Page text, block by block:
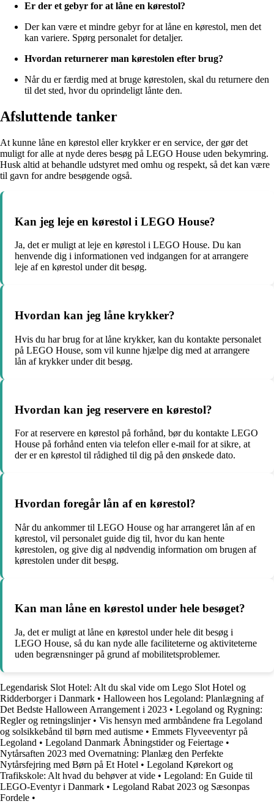
Er der et gebyr for at låne en kørestol?
Der kan være et mindre gebyr for at låne en kørestol, men det
kan variere. Spørg personalet for detaljer.
Hvordan returnerer man kørestolen efter brug?
Når du er færdig med at bruge kørestolen, skal du returnere den
til det sted, hvor du oprindeligt lånte den.
Afsluttende tanker
At kunne låne en kørestol eller krykker er en service, der gør det
muligt for alle at nyde deres besøg på LEGO House uden bekymring.
Husk altid at behandle udstyret med omhu og respekt, så det kan være
til gavn for andre besøgende også.
Kan jeg leje en kørestol i LEGO House?
Ja, det er muligt at leje en kørestol i LEGO House. Du kan
henvende dig i informationen ved indgangen for at arrangere
leje af en kørestol under dit besøg.
Hvordan kan jeg låne krykker?
Hvis du har brug for at låne krykker, kan du kontakte personalet
på LEGO House, som vil kunne hjælpe dig med at arrangere
lån af krykker under dit besøg.
Hvordan kan jeg reservere en kørestol?
For at reservere en kørestol på forhånd, bør du kontakte LEGO
House på forhånd enten via telefon eller e-mail for at sikre, at
der er en kørestol til rådighed til dig på den ønskede dato.
Hvordan foregår lån af en kørestol?
Når du ankommer til LEGO House og har arrangeret lån af en
kørestol, vil personalet guide dig til, hvor du kan hente
kørestolen, og give dig al nødvendig information om brugen af
kørestolen under dit besøg.
Kan man låne en kørestol under hele besøget?
Ja, det er muligt at låne en kørestol under hele dit besøg i
LEGO House, så du kan nyde alle faciliteterne og aktiviteterne
uden begrænsninger på grund af mobilitetsproblemer.
Legendarisk Slot Hotel: Alt du skal vide om Lego Slot Hotel og
Ridderborger i Danmark • Halloween hos Legoland: Planlægning af
Det Bedste Halloween Arrangement i 2023 • Legoland og Rygning:
Regler og retningslinjer• Vis hensyn med armbåndene fra Legoland
og solsikkebånd til børn med autisme • Emmets Flyveeventyr på
Legoland • Legoland Danmark Åbningstider og Feiertage •
Nytårsaften 2023 med Overnatning: Planlæg den Perfekte
Nytårsfejring med Børn på Et Hotel • Legoland Kørekort og
Trafikskole: Alt hvad du behøver at vide • Legoland: En Guide til
LEGO-Eventyr i Danmark • Legoland Rabat 2023 og Sæsonpas
Fordele •